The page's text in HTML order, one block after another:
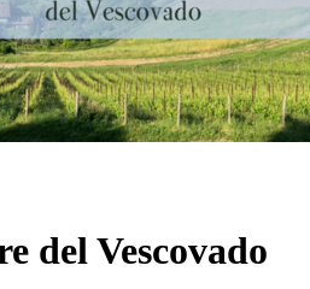
del Vescovado